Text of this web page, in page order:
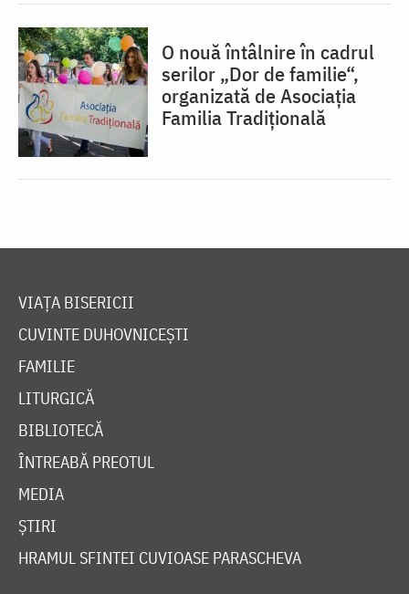
O nouă întâlnire în cadrul
serilor „Dor de familie“,
organizată de Asociaţia
Familia Tradiţională
VIAȚA BISERICII
CUVINTE DUHOVNICEȘTI
FAMILIE
LITURGICĂ
BIBLIOTECĂ
ÎNTREABĂ PREOTUL
MEDIA
ȘTIRI
HRAMUL SFINTEI CUVIOASE PARASCHEVA